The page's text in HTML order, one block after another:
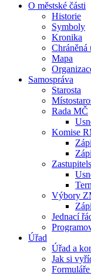
O městské části
Historie
Symboly
Kronika
Chráněná
Mapa
Samospráva
Starosta
Rada MČ
Komise
Výbory
Jednací
Úřad
Úřad a
Jak si